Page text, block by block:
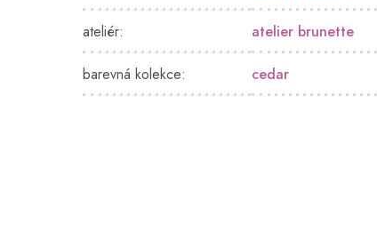
ateliér: atelier brunette
barevná kolekce: cedar